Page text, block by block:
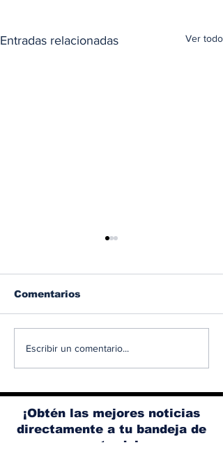
Entradas relacionadas Ver todo
Diésel supera los 5
aumento de los
combustibles
Comentarios
Escribir un comentario...
¡Obtén las mejores noticias
directamente a tu bandeja de
entrada!